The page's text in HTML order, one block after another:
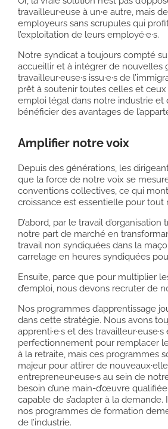
travailleur·euse à un·e autre, mais
employeurs sans scrupules qui
l’exploitation de leurs employé·e·s.
Notre syndicat a toujours compté
accueillir et à intégrer de nouvelles
travailleur·euse·s issu·e·s de
prêt à soutenir toutes celles et
emploi légal dans notre industrie et
bénéficier des avantages de
Amplifier notre voix
Depuis des générations, les
que la force de notre voix se
conventions collectives, ce qui
croissance est essentielle pour tout
D’abord, par le travail
notre part de marché en
travail non syndiquées dans la
carrelage en heures syndiquées
Ensuite, parce que pour multiplier
d’emploi, nous devons recruter de
Nos programmes d’apprentissage
dans cette stratégie. Nous avons
apprenti·e·s et des travailleur·euse·s
perfectionnement pour remplacer
à la retraite, mais ces programmes
majeur pour attirer de
entrepreneur·euse·s au sein de
besoin d’une main-d’œuvre
capable de s’adapter à la demande.
nos programmes de formation
de l’industrie.